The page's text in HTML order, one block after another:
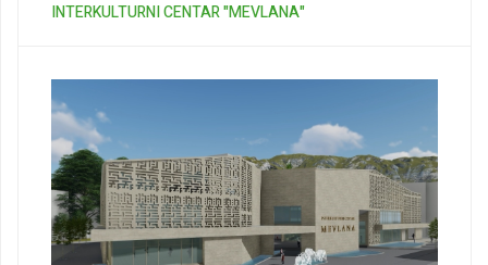
INTERKULTURNI CENTAR "MEVLANA"